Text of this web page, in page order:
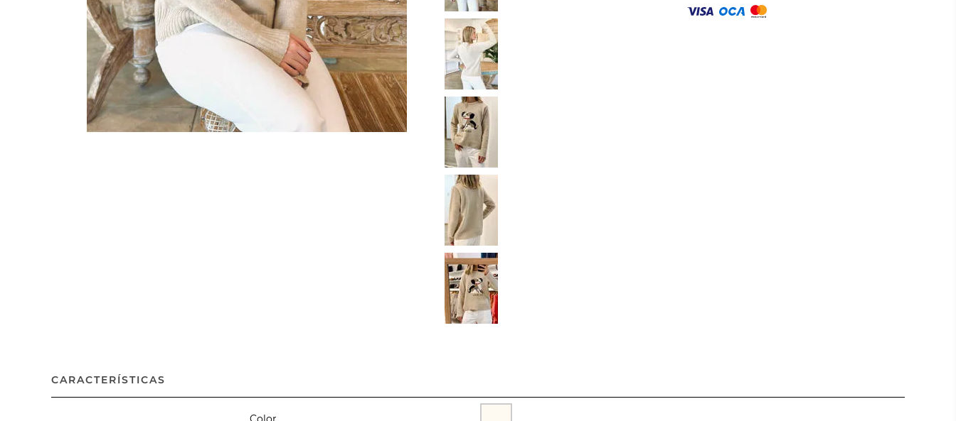
CARACTERÍSTICAS